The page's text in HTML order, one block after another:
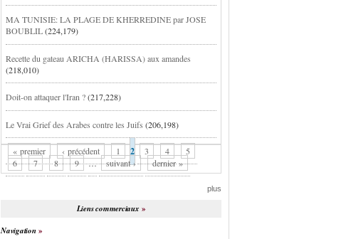
MA TUNISIE: LA PLAGE DE KHERREDINE par JOSE
BOUBLIL(224,179)
Recette du gateau ARICHA (HARISSA) aux amandes
(218,010)
Doit-on attaquer l'Iran ?(217,228)
Le Vrai Grief des Arabes contre les Juifs (206,198)
« premier ‹ précédent 1 2 3 4
5
6
7 8 9 … suivant › dernier »
plus
Liens commerciaux
Navigation